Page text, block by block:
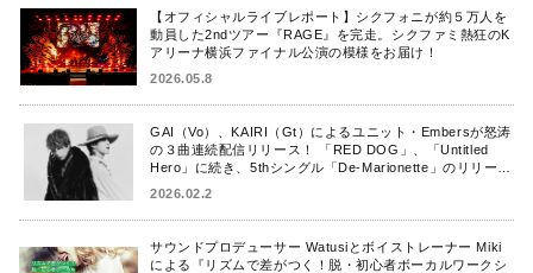
【オフィシャルライブレポート】シクフォニが約５万人を
動員した2ndツアー『RAGE』を完走。シクファミ熱狂のK
アリーナ横浜ファイナル公演の模様をお届け！
2026.05.8
GAI（Vo）、KAIRI（Gt）によるユニット・Embersが怒涛
の３曲連続配信リリース！ 「RED DOG」、「Untitled
Hero」に続き、5thシングル「De-Marionette」のリリース
2026.02.2
サウンドプロデューサー Watusiとボイストレーナー Miki
による『リズムで差がつく！脱・初心者ボーカルワークシ